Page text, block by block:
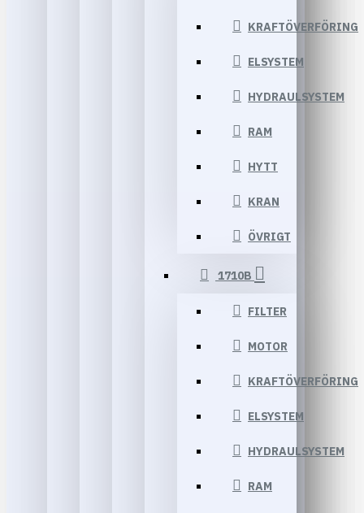
KRAFTÖVERFÖRING
ELSYSTEM
HYDRAULSYSTEM
RAM
HYTT
KRAN
ÖVRIGT
1710B
FILTER
MOTOR
KRAFTÖVERFÖRING
ELSYSTEM
HYDRAULSYSTEM
RAM